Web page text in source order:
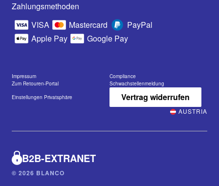
Zahlungsmethoden
VISA
Mastercard
PayPal
Apple Pay
Google Pay
Impressum
Compliance
Zum Retouren-Portal
Schwachstellenmeldung
Einstellungen Privatsphäre
Vertrag widerrufen
AUSTRIA
B2B-EXTRANET
© 2026 BLANCO